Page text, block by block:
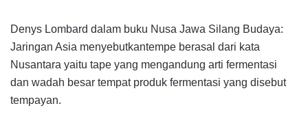
Denys Lombard dalam buku Nusa Jawa Silang Budaya:
Jaringan Asia menyebutkantempe berasal dari kata
Nusantara yaitu tape yang mengandung arti fermentasi
dan wadah besar tempat produk fermentasi yang disebut
tempayan.